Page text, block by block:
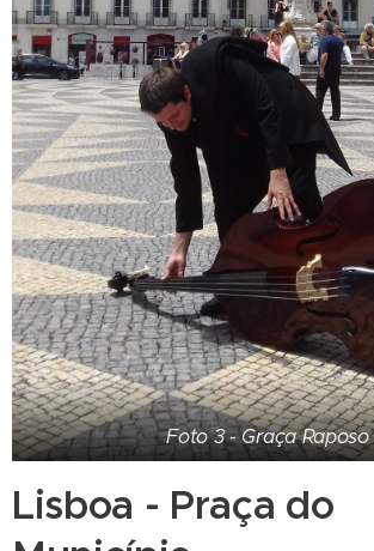
Foto 3 - Graça Raposo
Lisboa - Praça do